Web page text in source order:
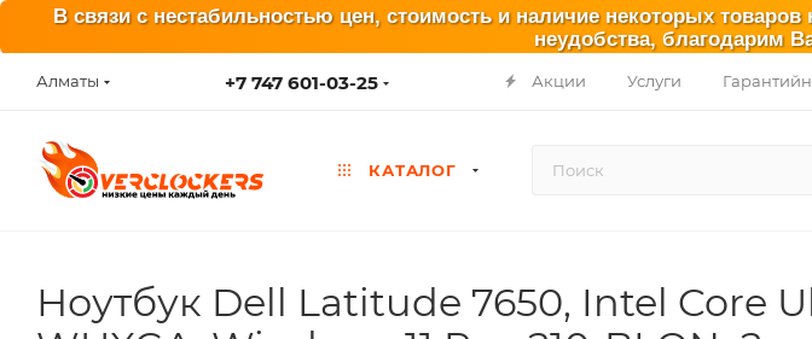
В связи с нестабильностью цен, стоимость и наличие некоторых
неудобства, благодарим
Алматы +7 747 601-03-25 Акции Услуги
КАТАЛОГ
Ноутбук Dell Latitude 7650, Intel Core